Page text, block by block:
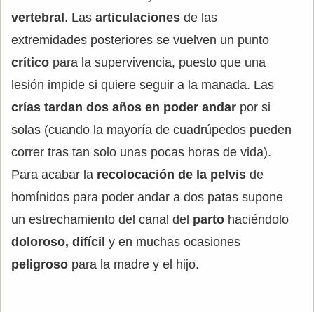
vertebral . Las articulaciones de las
extremidades posteriores se vuelven un punto
crítico para la supervivencia, puesto que una
lesión impide si quiere seguir a la manada. Las
crías tardan dos años en poder andar por si
solas (cuando la mayoría de cuadrúpedos pueden
correr tras tan solo unas pocas horas de vida).
Para acabar la recolocación de la pelvis de
homínidos para poder andar a dos patas supone
un estrechamiento del canal del parto haciéndolo
doloroso, difícil y en muchas ocasiones
peligroso para la madre y el hijo.